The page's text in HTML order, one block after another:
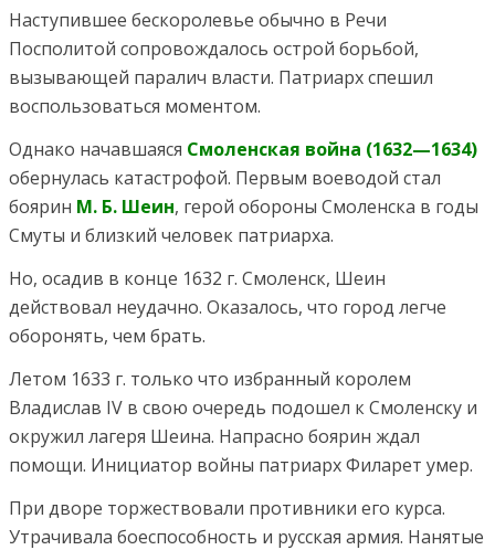
Наступившее бескоролевье обычно в Речи
Посполитой сопровождалось острой борьбой,
вызывающей паралич власти. Патриарх спешил
воспользоваться моментом.
Однако начавшаяся Смоленская война (1632—1634)
обернулась катастрофой. Первым воеводой стал
боярин М. Б. Шеин, герой обороны Смоленска в годы
Смуты и близкий человек патриарха.
Но, осадив в конце 1632 г. Смоленск, Шеин
действовал неудачно. Оказалось, что город легче
оборонять, чем брать.
Летом 1633 г. только что избранный королем
Владислав IV в свою очередь подошел к Смоленску и
окружил лагеря Шеина. Напрасно боярин ждал
помощи. Инициатор войны патриарх Филарет умер.
При дворе торжествовали противники его курса.
Утрачивала боеспособность и русская армия. Нанятые